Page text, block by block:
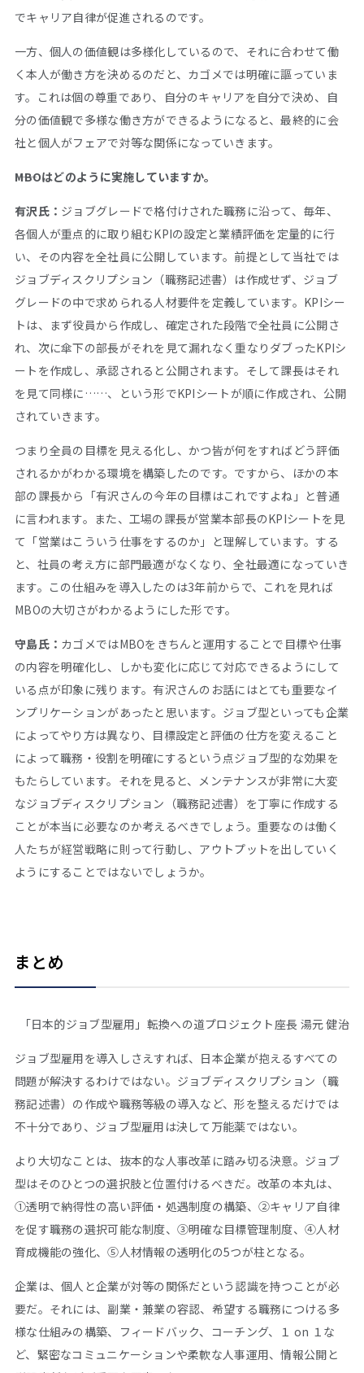
でキャリア自律が促進されるのです。
一方、個人の価値観は多様化しているので、それに合わせて働
く本人が働き方を決めるのだと、カゴメでは明確に謳っていま
す。これは個の尊重であり、自分のキャリアを自分で決め、自
分の価値観で多様な働き方ができるようになると、最終的に会
社と個人がフェアで対等な関係になっていきます。
――MBOはどのように実施していますか。
有沢氏： ジョブグレードで格付けされた職務に沿って、毎年、
各個人が重点的に取り組むKPIの設定と業績評価を定量的に行
い、その内容を全社員に公開しています。前提として当社では
ジョブディスクリプション（職務記述書）は作成せず、ジョブ
グレードの中で求められる人材要件を定義しています。KPIシー
トは、まず役員から作成し、確定された段階で全社員に公開さ
れ、次に傘下の部長がそれを見て漏れなく重なりダブったKPIシ
ートを作成し、承認されると公開されます。そして課長はそれ
を見て同様に……、という形でKPIシートが順に作成され、公開
されていきます。
つまり全員の目標を見える化し、かつ皆が何をすればどう評価
されるかがわかる環境を構築したのです。ですから、ほかの本
部の課長から「有沢さんの今年の目標はこれですよね」と普通
に言われます。また、工場の課長が営業本部長のKPIシートを見
て「営業はこういう仕事をするのか」と理解しています。する
と、社員の考え方に部門最適がなくなり、全社最適になっていき
ます。この仕組みを導入したのは3年前からで、これを見れば
MBOの大切さがわかるようにした形です。
守島氏： カゴメではMBOをきちんと運用することで目標や仕事
の内容を明確化し、しかも変化に応じて対応できるようにして
いる点が印象に残ります。有沢さんのお話にはとても重要なイ
ンプリケーションがあったと思います。ジョブ型といっても企業
によってやり方は異なり、目標設定と評価の仕方を変えること
によって職務・役割を明確にするという点ジョブ型的な効果を
もたらしています。それを見ると、メンテナンスが非常に大変
なジョブディスクリプション（職務記述書）を丁寧に作成する
ことが本当に必要なのか考えるべきでしょう。重要なのは働く
人たちが経営戦略に則って行動し、アウトプットを出していく
ようにすることではないでしょうか。
まとめ
「日本的ジョブ型雇用」転換への道プロジェクト座長 湯元 健治
ジョブ型雇用を導入しさえすれば、日本企業が抱えるすべての
問題が解決するわけではない。ジョブディスクリプション（職
務記述書）の作成や職務等級の導入など、形を整えるだけでは
不十分であり、ジョブ型雇用は決して万能薬ではない。
より大切なことは、抜本的な人事改革に踏み切る決意。ジョブ
型はそのひとつの選択肢と位置付けるべきだ。改革の本丸は、
①透明で納得性の高い評価・処遇制度の構築、②キャリア自律
を促す職務の選択可能な制度、③明確な目標管理制度、④人材
育成機能の強化、⑤人材情報の透明化の5つが柱となる。
企業は、個人と企業が対等の関係だという認識を持つことが必
要だ。それには、副業・兼業の容認、希望する職務につける多
様な仕組みの構築、フィードバック、コーチング、１ on １な
ど、緊密なコミュニケーションや柔軟な人事運用、情報公開と